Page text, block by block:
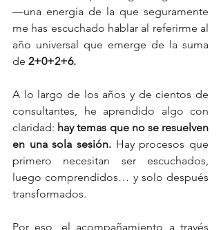
—una energía de la que seguramente
me has escuchado hablar al referirme al
año universal que emerge de la suma
de 2+0+2+6.
A lo largo de los años y de cientos de
consultantes, he aprendido algo con
claridad: hay temas que no se resuelven
en una sola sesión. Hay procesos que
primero necesitan ser escuchados,
luego comprendidos… y solo después
transformados.
Por eso, el acompañamiento a través